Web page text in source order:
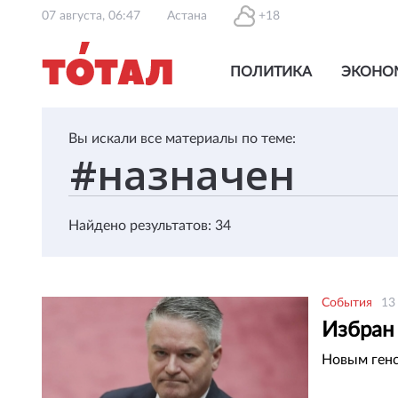
07 августа, 06:47 Астана +18
ПОЛИТИКА
Вы искали все материалы по теме:
Найдено результатов: 34
События 13
Новым